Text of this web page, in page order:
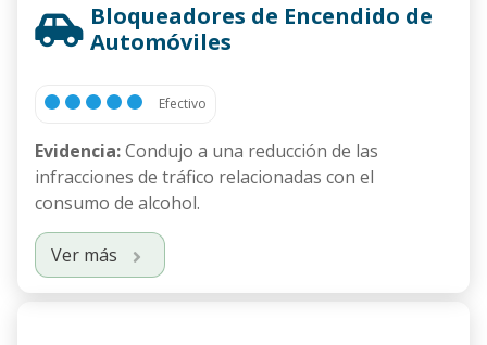
Bloqueadores de Encendido de
Automóviles
Efectivo
Evidencia:Condujo a una reducción de las
infracciones de tráfico relacionadas con el
consumo de alcohol.
Ver más